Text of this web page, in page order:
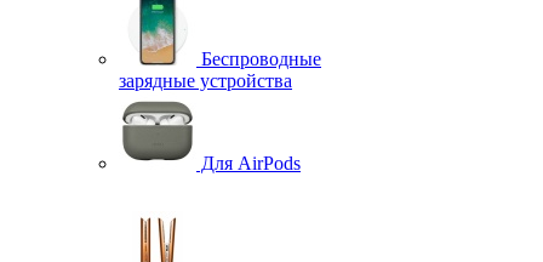
Беспроводные
зарядные устройства
Для AirPods